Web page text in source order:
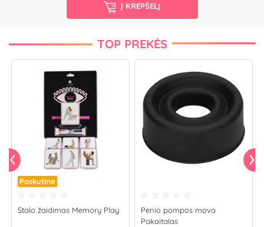
Į KREPŠELĮ
TOP PREKĖS
Paskutinė
Stalo žaidimas Memory Play
Penio pompos mova
Pakaitalas